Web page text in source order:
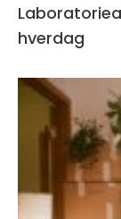
Laboratorieaffald sikker
hverdag